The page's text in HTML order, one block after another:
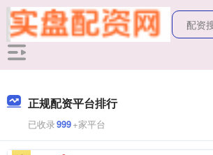
正规配资平台排行
已收录999+家平台